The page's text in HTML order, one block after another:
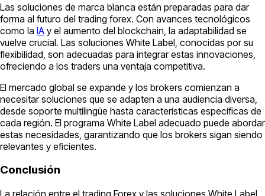
Las soluciones de marca blanca están preparadas para dar
forma al futuro del trading forex. Con avances tecnológicos
como la IA y el aumento del blockchain, la adaptabilidad se
vuelve crucial. Las soluciones White Label, conocidas por su
flexibilidad, son adecuadas para integrar estas innovaciones,
ofreciendo a los traders una ventaja competitiva.
El mercado global se expande y los brokers comienzan a
necesitar soluciones que se adapten a una audiencia diversa,
desde soporte multilingüe hasta características específicas de
cada región. El programa White Label adecuado puede abordar
estas necesidades, garantizando que los brokers sigan siendo
relevantes y eficientes.
Conclusión